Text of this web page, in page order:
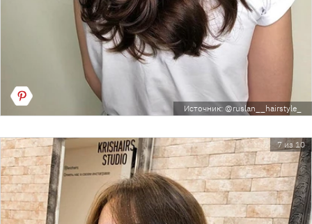
Источник: @ruslan__hairstyle_
7 из 10